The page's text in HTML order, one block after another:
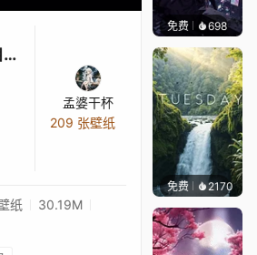
孟婆干杯
209 张壁纸
纸
30.19M
免费 698鲨鲨啊
免费 2170